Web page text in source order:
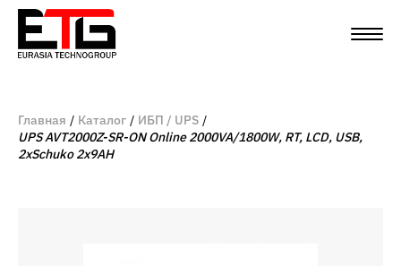
Главная Каталог
ИБП / UPS
UPS AVT2000Z-SR-ON Online 2000VA/1800W, RT, LCD, USB,
2xSchuko 2x9AH